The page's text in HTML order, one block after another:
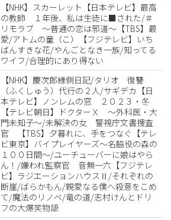
【NHK】スカーレット【日本テレビ】最高
の教師 １年後、私は生徒に■された/＃
リモラブ 〜普通の恋は邪道〜【TBS】最
愛/アトムの童（こ）【フジテレビ】いち
ばんすきな花/やんごとなき一族/知ってる
ワイフ/合理的にあり得ない
【NHK】慶次郎縁側日記/タリオ 復讐
（ふくしゅう）代行の２人/サギデカ【日
本テレビ】ノンレムの窓 ２０２３・冬
【テレビ朝日】ドクターＸ 〜外科医・大
門未知子〜/未解決の女 警視庁文書捜査
官 【TBS】夕暮れに、手をつなぐ【テレ
ビ東京】バイプレイヤーズ〜名脇役の森の
１００日間〜/ユーチューバーに娘はやら
ん！/嫌われ監察官 音無一六【フジテレ
ビ】ラジエーションハウスⅡ/それぞれの
断崖/ばらかもん/親愛なる僕へ殺意をこめ
て/魔法のリノベ/竜の道/志村けんとドリ
フの大爆笑物語